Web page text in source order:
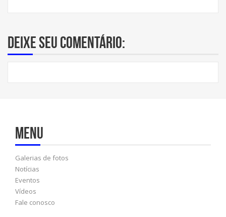
Deixe seu comentário:
Menu
Galerias de fotos
Notícias
Eventos
Vídeos
Fale conosco